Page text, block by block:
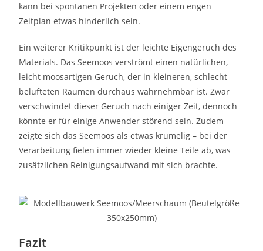
kann bei spontanen Projekten oder einem engen
Zeitplan etwas hinderlich sein.
Ein weiterer Kritikpunkt ist der leichte Eigengeruch des
Materials. Das Seemoos verströmt einen natürlichen,
leicht moosartigen Geruch, der in kleineren, schlecht
belüfteten Räumen durchaus wahrnehmbar ist. Zwar
verschwindet dieser Geruch nach einiger Zeit, dennoch
könnte er für einige Anwender störend sein. Zudem
zeigte sich das Seemoos als etwas krümelig – bei der
Verarbeitung fielen immer wieder kleine Teile ab, was
zusätzlichen Reinigungsaufwand mit sich brachte.
Fazit